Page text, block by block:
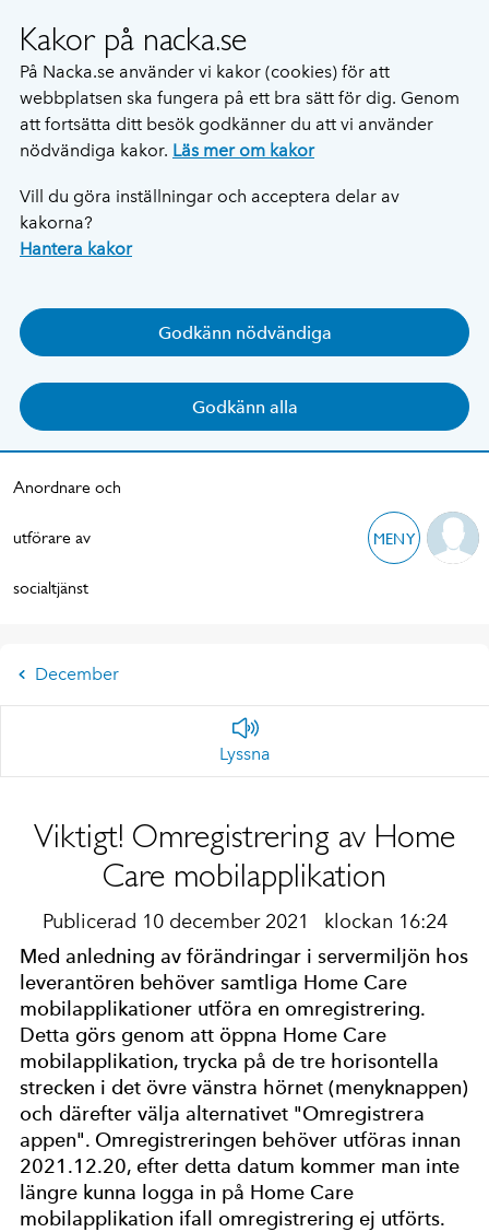
Kakor på nacka.se
På Nacka.se använder vi kakor (cookies) för att
webbplatsen ska fungera på ett bra sätt för dig. Genom
att fortsätta ditt besök godkänner du att vi använder
nödvändiga kakor. Läs mer om kakor
Vill du göra inställningar och acceptera delar av
kakorna?
Hantera kakor
Godkänn nödvändiga
Godkänn alla
Anordnare och
utförare av
socialtjänst
MENY
December
Lyssna
Viktigt! Omregistrering av Home
Care mobilapplikation
Publicerad 10 december 2021 klockan 16:24
Med anledning av förändringar i servermiljön hos
leverantören behöver samtliga Home Care
mobilapplikationer utföra en omregistrering.
Detta görs genom att öppna Home Care
mobilapplikation, trycka på de tre horisontella
strecken i det övre vänstra hörnet (menyknappen)
och därefter välja alternativet "Omregistrera
appen". Omregistreringen behöver utföras innan
2021.12.20, efter detta datum kommer man inte
längre kunna logga in på Home Care
mobilapplikation ifall omregistrering ej utförts.